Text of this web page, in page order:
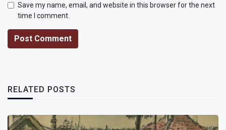
Save my name, email, and website in this browser for the next
time I comment.
Post Comment
RELATED POSTS